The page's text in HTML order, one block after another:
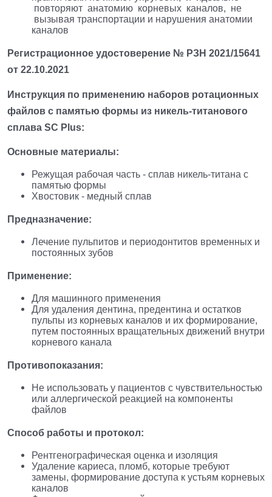
повторяют анатомию корневых каналов, не
вызывая транспортации и нарушения анатомии
каналов
Регистрационное удостоверение № РЗН 2021/15641
от 22.10.2021
Инструкция по применению наборов ротационных
файлов с памятью формы из никель-титанового
сплава SC Plus:
Основные материалы:
Режущая рабочая часть - сплав никель-титана с
памятью формы
Хвостовик - медный сплав
Предназначение:
Лечение пульпитов и периодонтитов временных и
постоянных зубов
Применение:
Для машинного применения
Для удаления дентина, предентина и остатков
пульпы из корневых каналов и их формирование,
путем постоянных вращательных движений внутри
корневого канала
Противопоказания:
Не использовать у пациентов с чувствительностью
или аллергической реакцией на компоненты
файлов
Способ работы и протокол:
Рентгенографическая оценка и изоляция
Удаление кариеса, пломб, которые требуют
замены, формирование доступа к устьям корневых
каналов